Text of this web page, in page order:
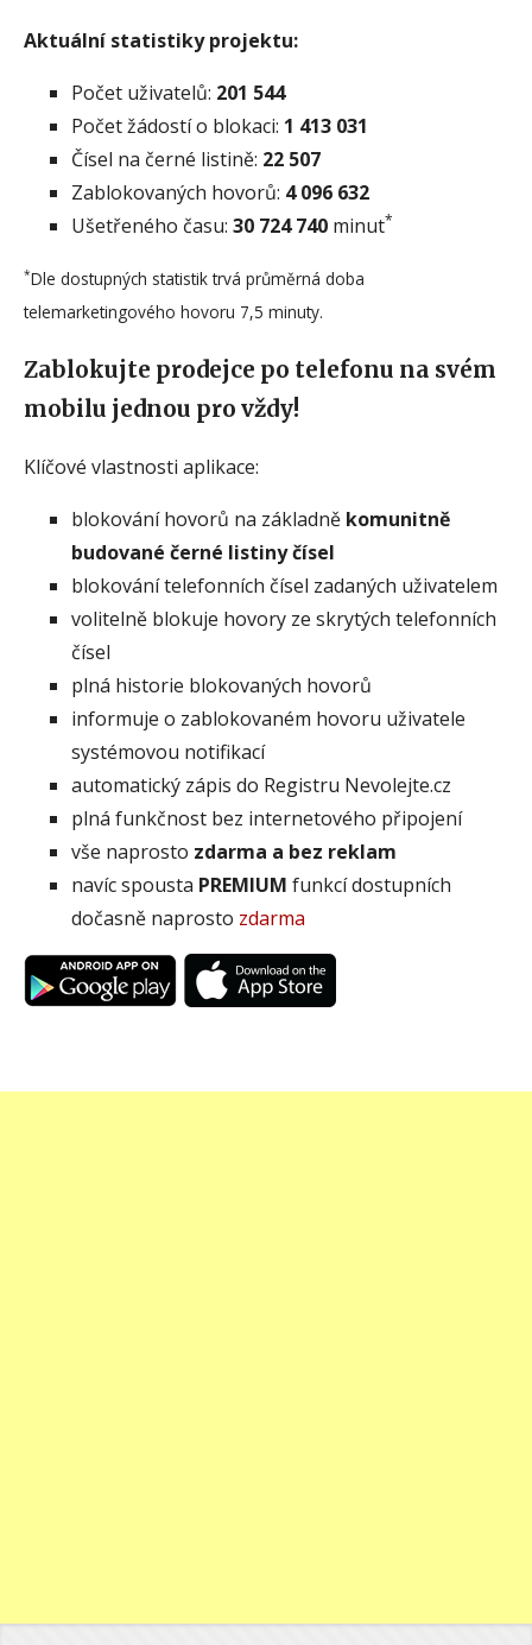
Aktuální statistiky projektu:
Počet uživatelů: 201 544
Počet žádostí o blokaci: 1 413 031
Čísel na černé listině: 22 507
Zablokovaných hovorů: 4 096 632
Ušetřeného času: 30 724 740 minut*
*Dle dostupných statistik trvá průměrná doba
telemarketingového hovoru 7,5 minuty.
Zablokujte prodejce po telefonu na svém
mobilu jednou pro vždy!
Klíčové vlastnosti aplikace:
blokování hovorů na základně komunitně
budované černé listiny čísel
blokování telefonních čísel zadaných uživatelem
volitelně blokuje hovory ze skrytých telefonních
čísel
plná historie blokovaných hovorů
informuje o zablokovaném hovoru uživatele
systémovou notifikací
automatický zápis do Registru Nevolejte.cz
plná funkčnost bez internetového připojení
vše naprosto zdarma a bez reklam
navíc spousta PREMIUM funkcí dostupních
dočasně naprosto zdarma